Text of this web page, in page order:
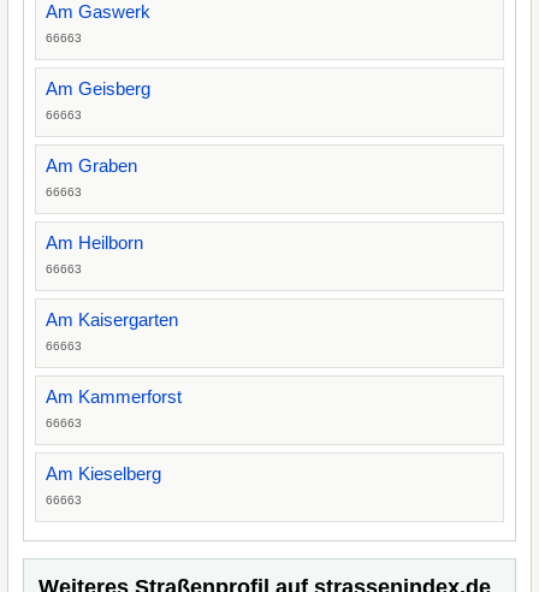
Am Gaswerk
66663
Am Geisberg
66663
Am Graben
66663
Am Heilborn
66663
Am Kaisergarten
66663
Am Kammerforst
66663
Am Kieselberg
66663
Weiteres Straßenprofil auf strassenindex.de